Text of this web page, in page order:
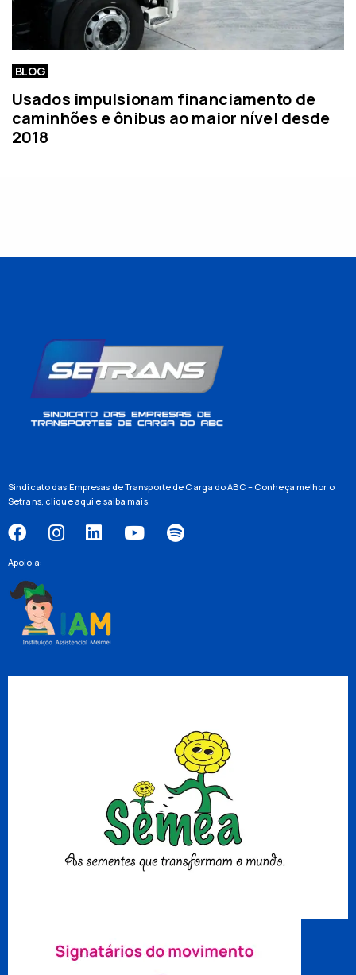
BLOG
Usados impulsionam financiamento de
caminhões e ônibus ao maior nível desde
2018
Sindicato das Empresas de Transporte de Carga do ABC – Conheça melhor o
Setrans, clique aqui e saiba mais.
Apoio a: